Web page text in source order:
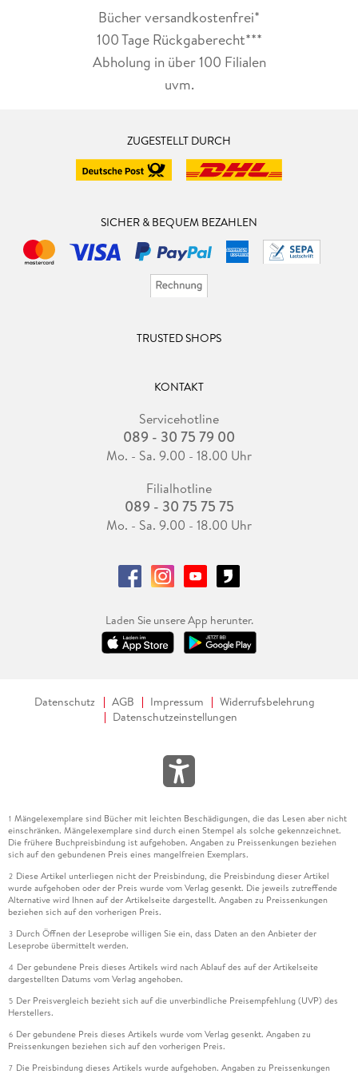
Bücher versandkostenfrei*
100 Tage Rückgaberecht***
Abholung in über 100 Filialen
uvm.
ZUGESTELLT DURCH
SICHER & BEQUEM BEZAHLEN
TRUSTED SHOPS
KONTAKT
Servicehotline
089 - 30 75 79 00
Mo. - Sa. 9.00 - 18.00 Uhr
Filialhotline
089 - 30 75 75 75
Mo. - Sa. 9.00 - 18.00 Uhr
Laden Sie unsere App herunter.
Datenschutz AGB Impressum
Widerrufsbelehrung
Datenschutzeinstellungen
1 Mängelexemplare sind Bücher mit leichten Beschädigungen, die das Lesen aber nicht
einschränken. Mängelexemplare sind durch einen Stempel als solche gekennzeichnet.
Die frühere Buchpreisbindung ist aufgehoben. Angaben zu Preissenkungen beziehen
sich auf den gebundenen Preis eines mangelfreien Exemplars.
2 Diese Artikel unterliegen nicht der Preisbindung, die Preisbindung dieser Artikel
wurde aufgehoben oder der Preis wurde vom Verlag gesenkt. Die jeweils zutreffende
Alternative wird Ihnen auf der Artikelseite dargestellt. Angaben zu Preissenkungen
beziehen sich auf den vorherigen Preis.
3 Durch Öffnen der Leseprobe willigen Sie ein, dass Daten an den Anbieter der
Leseprobe übermittelt werden.
4 Der gebundene Preis dieses Artikels wird nach Ablauf des auf der Artikelseite
dargestellten Datums vom Verlag angehoben.
5 Der Preisvergleich bezieht sich auf die unverbindliche Preisempfehlung (UVP) des
Herstellers.
6 Der gebundene Preis dieses Artikels wurde vom Verlag gesenkt. Angaben zu
Preissenkungen beziehen sich auf den vorherigen Preis.
7 Die Preisbindung dieses Artikels wurde aufgehoben. Angaben zu Preissenkungen